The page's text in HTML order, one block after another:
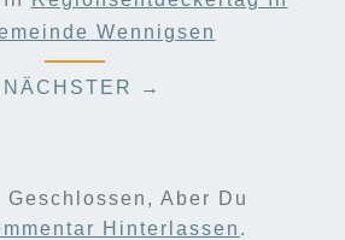
Wennigsen
NÄCHSTER →
Aber Du
Hinterlassen .